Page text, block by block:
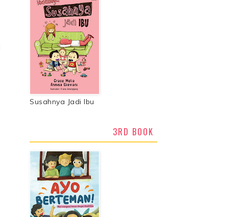
Susahnya Jadi Ibu
3RD BOOK